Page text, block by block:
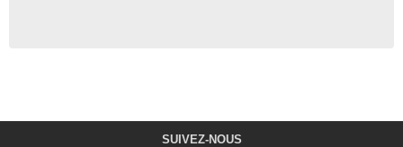
SUIVEZ-NOUS